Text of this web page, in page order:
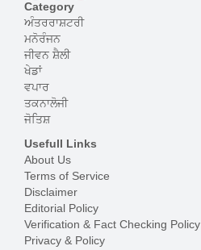
Category
ਅੰਤਰਰਾਸ਼ਟਰੀ
ਮਨੋਰੰਜਨ
ਜੀਵਨ ਸ਼ੈਲੀ
ਖੇਡਾਂ
ਵਪਾਰ
ਤਕਨਾਲੋਜੀ
ਜੋਤਿਸ਼
Usefull Links
About Us
Terms of Service
Disclaimer
Editorial Policy
Verification & Fact Checking Policy
Privacy & Policy